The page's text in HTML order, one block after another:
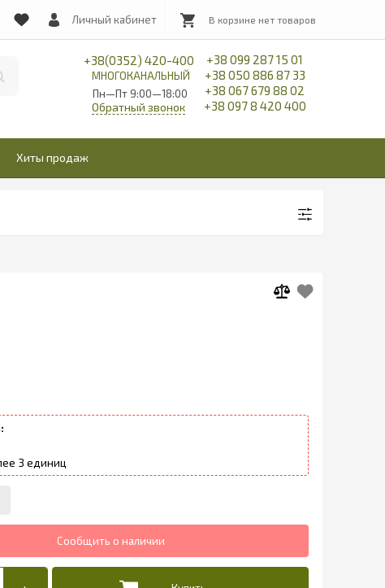
Личный кабинет
+38(0352) 420-400
МНОГОКАНАЛЬНЫЙ
Пн—Пт 9:00—18:00
+38 099 287 15 01
+38 050 886 87 33
+38 067 679 88 02
+38 097 8 420 400
Обратный звонок
Хиты продаж
3